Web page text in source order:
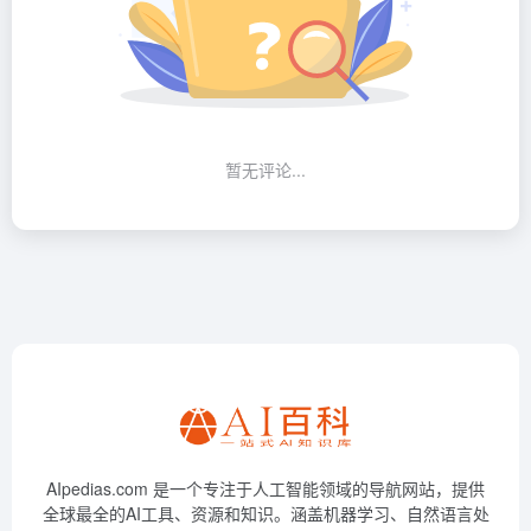
暂无评论...
AIpedias.com 是一个专注于人工智能领域的导航网站，提供
全球最全的AI工具、资源和知识。涵盖机器学习、自然语言处